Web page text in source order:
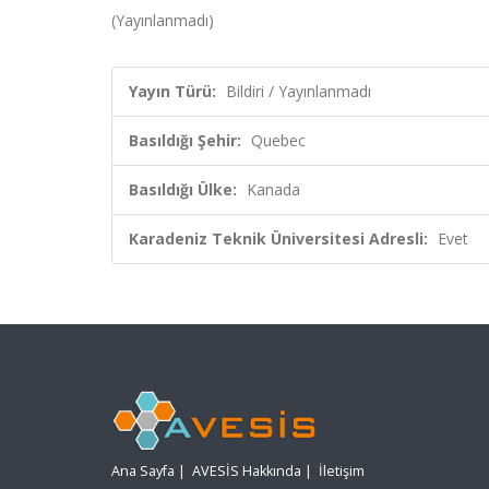
(Yayınlanmadı)
Yayın Türü: Bildiri / Yayınlanmadı
Basıldığı Şehir: Quebec
Basıldığı Ülke: Kanada
Karadeniz Teknik Üniversitesi Adresli: Evet
Ana Sayfa | AVESİS Hakkında | İletişim